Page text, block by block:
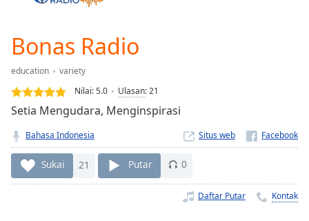
Loaded:
0.00%
Stream
Seek to
live,
currently
behind
liveLIVE
Bonas Radio
education
variety
Nilai:5.0 Ulasan:21
Setia Mengudara, Menginspirasi
Bahasa Indonesia Situs web
Sukai 21 Putar 0
Daftar Putar Kontak